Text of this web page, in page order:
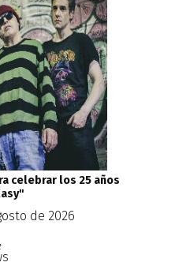
celebrar los 25 años
de 2026